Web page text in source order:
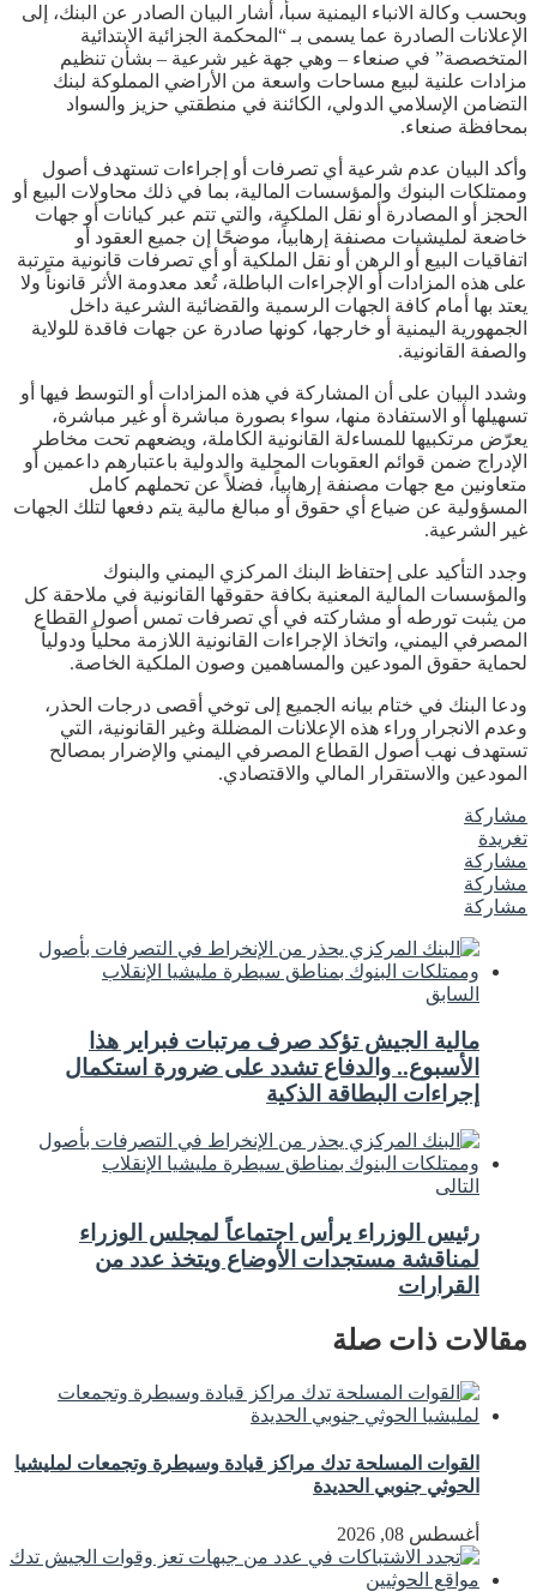
وبحسب وكالة الانباء اليمنية سبأ، أشار البيان الصادر عن البنك، إلى
الإعلانات الصادرة عما يسمى بـ “المحكمة الجزائية الابتدائية
المتخصصة” في صنعاء – وهي جهة غير شرعية – بشأن تنظيم
مزادات علنية لبيع مساحات واسعة من الأراضي المملوكة لبنك
التضامن الإسلامي الدولي، الكائنة في منطقتي حزيز والسواد
بمحافظة صنعاء.
‎وأكد البيان عدم شرعية أي تصرفات أو إجراءات تستهدف أصول
وممتلكات البنوك والمؤسسات المالية، بما في ذلك محاولات البيع أو
الحجز أو المصادرة أو نقل الملكية، والتي تتم عبر كيانات أو جهات
خاضعة لمليشيات مصنفة إرهابياً، موضحًا إن جميع العقود أو
اتفاقيات البيع أو الرهن أو نقل الملكية أو أي تصرفات قانونية مترتبة
على هذه المزادات أو الإجراءات الباطلة، تُعد معدومة الأثر قانوناً ولا
يعتد بها أمام كافة الجهات الرسمية والقضائية الشرعية داخل
الجمهورية اليمنية أو خارجها، كونها صادرة عن جهات فاقدة للولاية
والصفة القانونية.
وشدد البيان على أن المشاركة في هذه المزادات أو التوسط فيها أو
تسهيلها أو الاستفادة منها، سواء بصورة مباشرة أو غير مباشرة،
يعرّض مرتكبيها للمساءلة القانونية الكاملة، ويضعهم تحت مخاطر
الإدراج ضمن قوائم العقوبات المحلية والدولية باعتبارهم داعمين أو
متعاونين مع جهات مصنفة إرهابياً، فضلاً عن تحملهم كامل
المسؤولية عن ضياع أي حقوق أو مبالغ مالية يتم دفعها لتلك الجهات
غير الشرعية.
وجدد التأكيد على إحتفاظ البنك المركزي اليمني والبنوك
والمؤسسات المالية المعنية بكافة حقوقها القانونية في ملاحقة كل
من يثبت تورطه أو مشاركته في أي تصرفات تمس أصول القطاع
المصرفي اليمني، واتخاذ الإجراءات القانونية اللازمة محلياً ودولياً
لحماية حقوق المودعين والمساهمين وصون الملكية الخاصة.
ودعا البنك في ختام بيانه الجميع إلى توخي أقصى درجات الحذر،
وعدم الانجرار وراء هذه الإعلانات المضللة وغير القانونية، التي
تستهدف نهب أصول القطاع المصرفي اليمني والإضرار بمصالح
المودعين والاستقرار المالي والاقتصادي.
مشاركة
تغريدة
مشاركة
مشاركة
مشاركة
السابق
مالية الجيش تؤكد صرف مرتبات فبراير هذا
الأسبوع.. والدفاع تشدد على ضرورة استكمال
إجراءات البطاقة الذكية
التالى
رئيس الوزراء يرأس اجتماعاً لمجلس الوزراء
لمناقشة مستجدات الأوضاع ويتخذ عدد من
القرارات
مقالات ذات صلة
القوات المسلحة تدك مراكز قيادة وسيطرة وتجمعات لمليشيا
الحوثي جنوبي الحديدة
أغسطس 08, 2026